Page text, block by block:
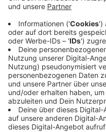
Anzeige
Die Bauarbeiten sollen
kosten. Im vergangenen
Grundstein dafür gelegt,
alles fertig sein. Dann
Unterrichts-Container
abgebaut. Grund für die